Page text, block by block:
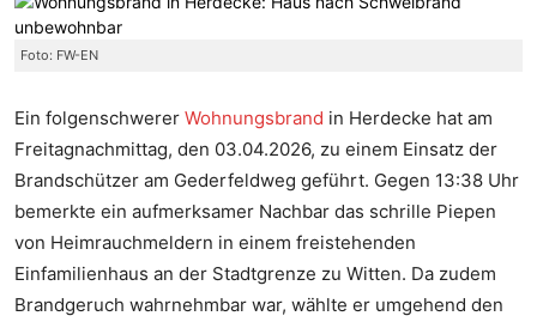
Foto: FW-EN
Ein folgenschwerer Wohnungsbrand in Herdecke hat am
Freitagnachmittag, den 03.04.2026, zu einem Einsatz der
Brandschützer am Gederfeldweg geführt. Gegen 13:38 Uhr
bemerkte ein aufmerksamer Nachbar das schrille Piepen
von Heimrauchmeldern in einem freistehenden
Einfamilienhaus an der Stadtgrenze zu Witten. Da zudem
Brandgeruch wahrnehmbar war, wählte er umgehend den